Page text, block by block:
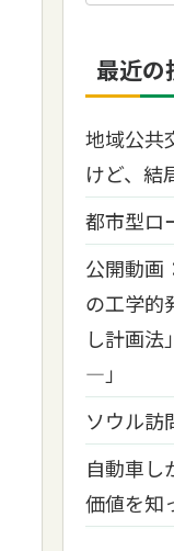
最近の
地域公共
けど、結
都市型ロ
公開動画
の工学的
し計画法
―」
ソウル
自動車し
価値を知